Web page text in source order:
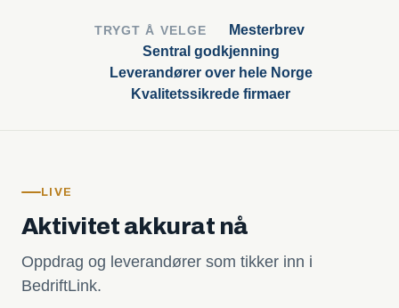
TRYGT Å VELGE
Mesterbrev
Sentral godkjenning
Leverandører over hele Norge
Kvalitetssikrede firmaer
LIVE
Aktivitet akkurat nå
Oppdrag og leverandører som tikker inn i
BedriftLink.